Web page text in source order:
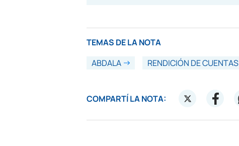
TEMAS DE LA NOTA
ABDALA
RENDICIÓN DE CUENTAS
COMPARTÍ LA NOTA: